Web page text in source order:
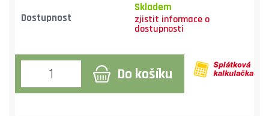
Dostupnost
Skladem
Do košíku